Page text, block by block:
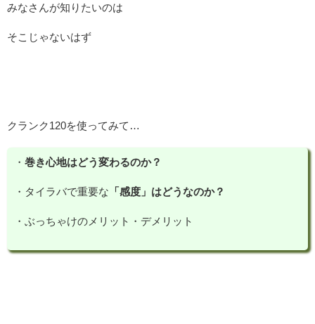
みなさんが知りたいのは
そこじゃないはず
クランク120を使ってみて…
・ 巻き心地はどう変わるのか？
・タイラバで重要な 「感度」はどうなのか？
・ぶっちゃけのメリット・デメリット